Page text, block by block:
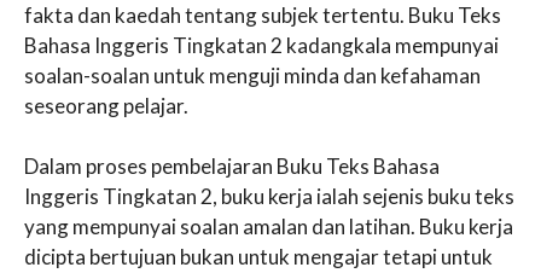
fakta dan kaedah tentang subjek tertentu. Buku Teks
Bahasa Inggeris Tingkatan 2 kadangkala mempunyai
soalan-soalan untuk menguji minda dan kefahaman
seseorang pelajar.
Dalam proses pembelajaran Buku Teks Bahasa
Inggeris Tingkatan 2, buku kerja ialah sejenis buku teks
yang mempunyai soalan amalan dan latihan. Buku kerja
dicipta bertujuan bukan untuk mengajar tetapi untuk